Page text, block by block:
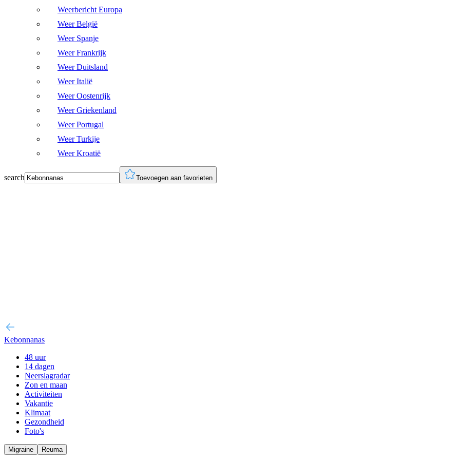
Weerbericht Europa
Weer België
Weer Spanje
Weer Frankrijk
Weer Duitsland
Weer Italië
Weer Oostenrijk
Weer Griekenland
Weer Portugal
Weer Turkije
Weer Kroatië
search Toevoegen aan favorieten
Kebonnanas
48 uur
14 dagen
Neerslagradar
Zon en maan
Activiteiten
Vakantie
Klimaat
Gezondheid
Foto's
Migraine Reuma